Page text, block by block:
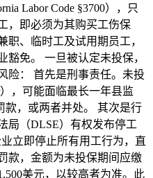
Labor Code §3700），只
，即必须为其购买工伤保
职、临时工及试用期员工，
豁免。 一旦被认定未投保，
险： 首先是刑事责任。未投
，可能面临最长一年县监
款，或两者并处。 其次是行
局（DLSE）有权发布停工
立即停止所有用工行为，直
款，金额为未投保期间应缴
美元，以较高者为准。此